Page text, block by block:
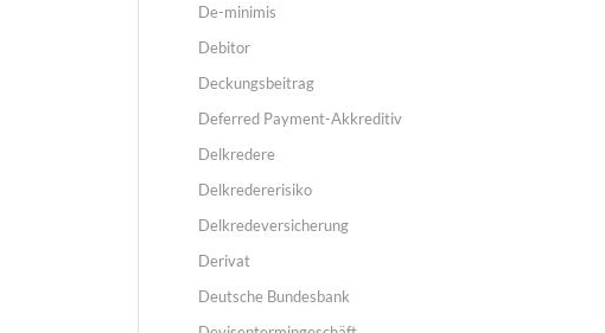
De-minimis
Debitor
Deckungsbeitrag
Deferred Payment-Akkreditiv
Delkredere
Delkredererisiko
Delkredeversicherung
Derivat
Deutsche Bundesbank